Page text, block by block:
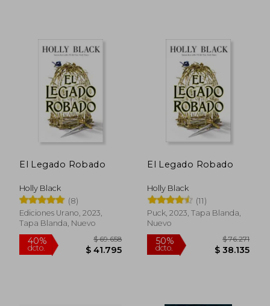
El Legado Robado
Holly Black
(8)
Ediciones Urano, 2023,
Tapa Blanda, Nuevo
El Legado Robado
Holly Black
(11)
Puck, 2023, Tapa Blanda,
Nuevo